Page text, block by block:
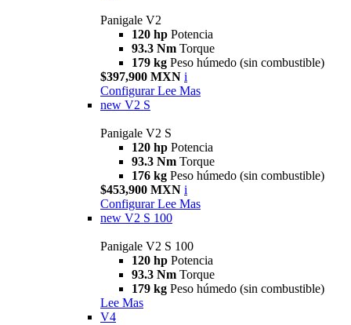
Panigale V2
120 hp Potencia
93.3 Nm Torque
179 kg Peso húmedo (sin combustible)
$397,900 MXN i
Configurar Lee Mas
new V2 S
Panigale V2 S
120 hp Potencia
93.3 Nm Torque
176 kg Peso húmedo (sin combustible)
$453,900 MXN i
Configurar Lee Mas
new V2 S 100
Panigale V2 S 100
120 hp Potencia
93.3 Nm Torque
179 kg Peso húmedo (sin combustible)
Lee Mas
V4